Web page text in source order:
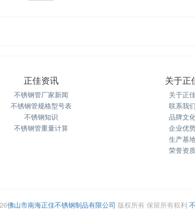
正佳资讯
不锈钢管厂家新闻
不锈钢管规格型号表
不锈钢知识
不锈钢管重量计算
关于正
关于正
联系我们
品牌文
企业优
生产基
荣誉资
佛山市南海正佳不锈钢制品有限公司 版权所有 保留所有权利